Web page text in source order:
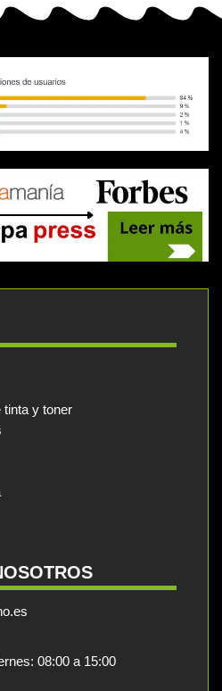
tinta y toner
08:00 a 15:00